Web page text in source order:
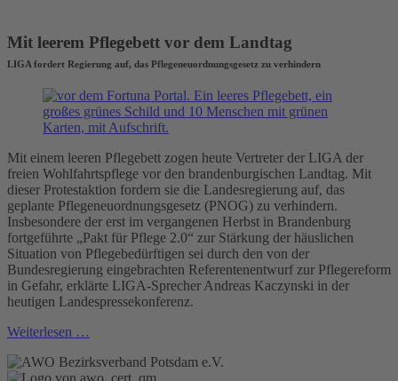
Mit leerem Pflegebett vor dem Landtag
LIGA fordert Regierung auf, das Pflegeneuordnungsgesetz zu verhindern
Mit einem leeren Pflegebett zogen heute Vertreter der LIGA der
freien Wohlfahrtspflege vor den brandenburgischen Landtag. Mit
dieser Protestaktion fordern sie die Landesregierung auf, das
geplante Pflegeneuordnungsgesetz (PNOG) zu verhindern.
Insbesondere der erst im vergangenen Herbst in Brandenburg
fortgeführte „Pakt für Pflege 2.0“ zur Stärkung der häuslichen
Situation von Pflegebedürftigen sei durch den von der
Bundesregierung eingebrachten Referentenentwurf zur Pflegereform
in Gefahr, erklärte LIGA-Sprecher Andreas Kaczynski in der
heutigen Landespressekonferenz.
Weiterlesen …